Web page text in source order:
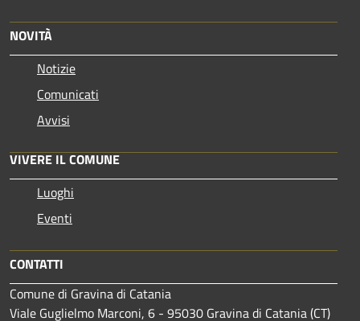
NOVITÀ
Notizie
Comunicati
Avvisi
VIVERE IL COMUNE
Luoghi
Eventi
CONTATTI
Comune di Gravina di Catania
Viale Guglielmo Marconi, 6 - 95030 Gravina di Catania (CT)